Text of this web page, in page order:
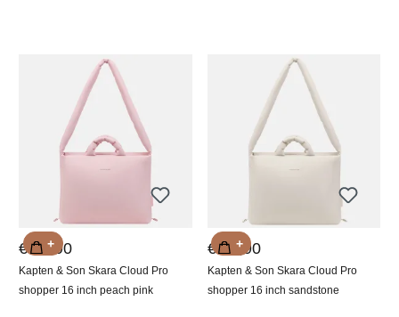
€ 99,90
Kapten & Son Skara Cloud Pro
shopper 16 inch peach pink
+ € 99,90
Kapten & Son Skara Cloud Pro
shopper 16 inch sandstone
+